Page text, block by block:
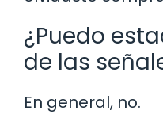
¿Puedo
de las
En general, no.